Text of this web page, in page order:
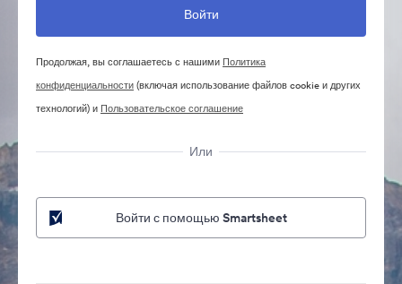
Продолжая, вы соглашаетесь с нашими Политика
конфиденциальности(включая использование файлов cookie и других
технологий) и Пользовательское соглашение
Или
Войти с помощью Smartsheet